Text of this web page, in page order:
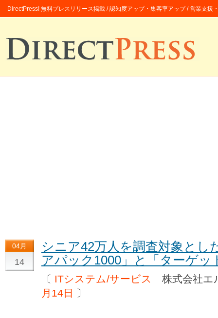
DirectPress! 無料プレスリリース掲載 / 認知度アップ・集客率アップ / 営業支援
04月
14
シニア42万人を調査対象とし
アパック1000」と「ターゲ
〔 ITシステム/サービス
株式会社
月14日
〕